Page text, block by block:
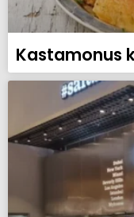
Kastamonus